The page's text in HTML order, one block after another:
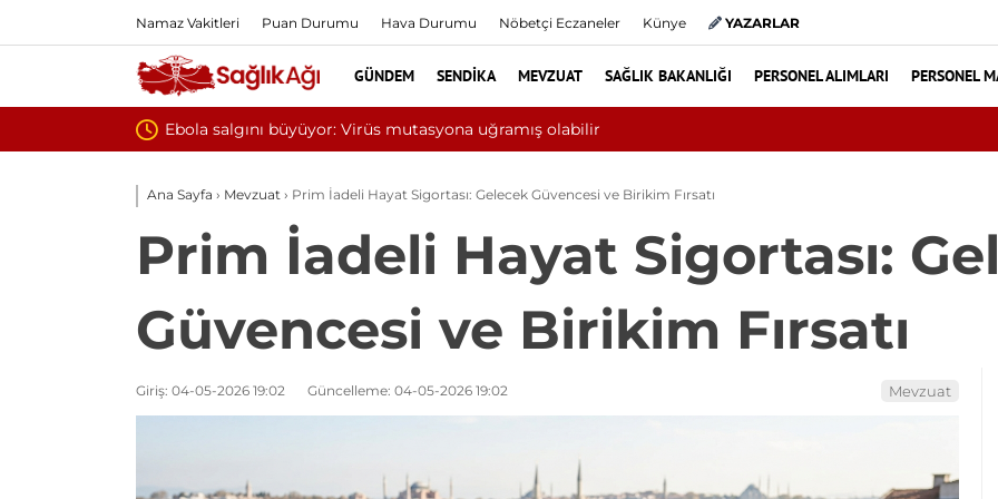
Namaz Vakitleri Puan Durumu Hava Durumu Nöbetçi Eczaneler Künye YAZARLAR
GÜNDEM SENDIKA MEVZUAT SAĞLIK BAKANLIĞI PERSONEL ALIMLARI PERSONEL
Yılın ilk 6 ayında 10 bini aşkın hasta hiperbarik oksijen tedavisinden yararlandı
Ana Sayfa › Mevzuat › Prim İadeli Hayat Sigortası: Gelecek Güvencesi ve Birikim Fırsatı
Prim İadeli Hayat Sigortası:
Güvencesi ve Birikim Fırsatı
Giriş: 04-05-2026 19:02 Güncelleme: 04-05-2026 19:02 Mevzuat